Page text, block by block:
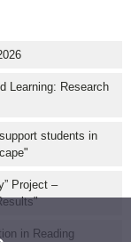
Learning: Research
students in
Project –
in Reading